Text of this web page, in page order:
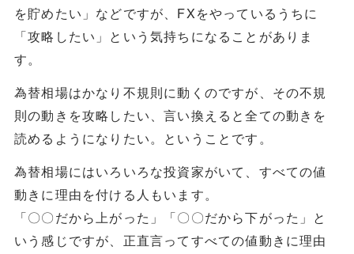
を貯めたい」などですが、FXをやっているうちに
「攻略したい」という気持ちになることがありま
す。
為替相場はかなり不規則に動くのですが、その不規
則の動きを攻略したい、言い換えると全ての動きを
読めるようになりたい。ということです。
為替相場にはいろいろな投資家がいて、すべての値
動きに理由を付ける人もいます。
「〇〇だから上がった」「〇〇だから下がった」と
いう感じですが、正直言ってすべての値動きに理由